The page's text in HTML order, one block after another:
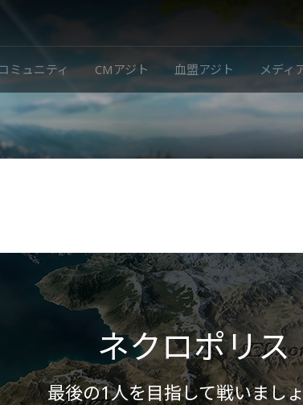
コミュニティ CMアジト 血盟アジト メディ
ネクロポリス
最後の1人を目指して戦いまし